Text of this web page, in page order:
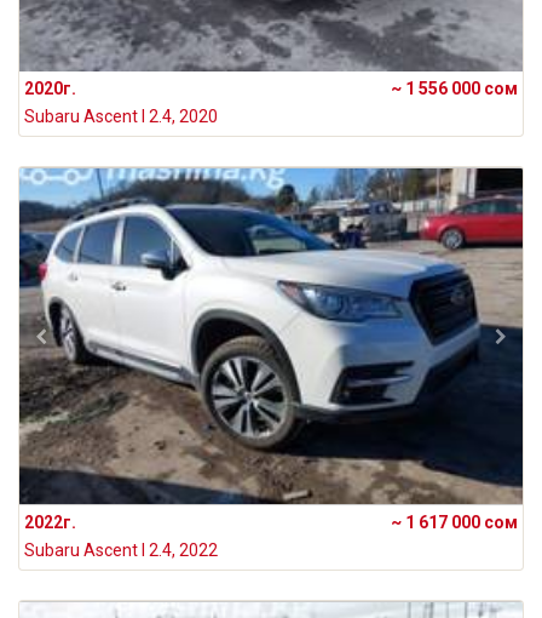
2020г.
~ 1 556 000 сом
Subaru Ascent I 2.4, 2020
2022г.
~ 1 617 000 сом
Subaru Ascent I 2.4, 2022